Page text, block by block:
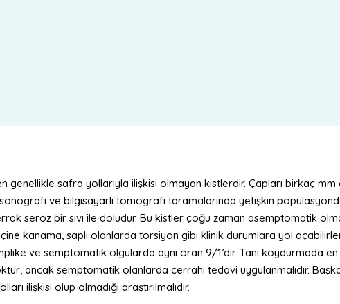
genellikle safra yollarıyla ilişkisi olmayan kistlerdir. Çapları birkaç
ve bilgisayarlı tomografi taramalarında yetişkin
seröz bir sıvı ile doludur. Bu kistler çoğu zaman asemptomatik
içine kanama, saplı olanlarda torsiyon gibi klinik durumlara yol
ve semptomatik olgularda aynı oran 9/1’dir. Tanı koydurmada
ancak semptomatik olanlarda cerrahi tedavi uygulanmalıdır.
ilişkisi olup olmadığı araştırılmalıdır.